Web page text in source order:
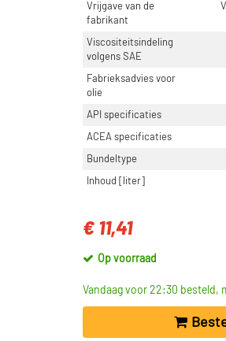
Vrijgave van de
fabrikant
Viscositeitsindeling
volgens SAE
Fabrieksadvies voor
olie
API specificaties
ACEA specificaties
Bundeltype
Inhoud [liter]
€ 11,41
Op voorraad
Vandaag voor 22:30 besteld,